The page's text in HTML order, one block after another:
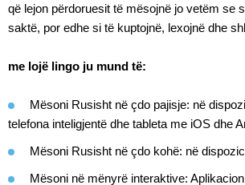
që lejon përdoruesit të mësojnë jo vetëm se
saktë, por edhe si të kuptojnë, lexojnë dhe
me lojë lingo ju mund të:
Mësoni Rusisht në çdo pajisje: në
telefona inteligjentë dhe tableta me iOS dhe
Mësoni Rusisht në çdo kohë: në
Mësoni në mënyrë interaktive: